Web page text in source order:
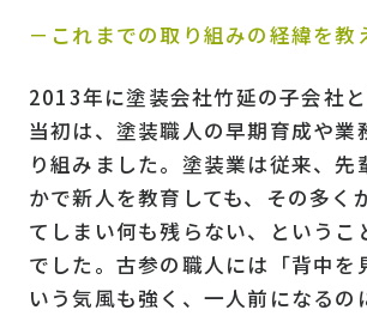
－これまでの取り組みの経緯を教
2013年に塗装会社竹延の子会社
当初は、塗装職人の早期育成や業
り組みました。塗装業は従来、先
かで新人を教育しても、その多く
てしまい何も残らない、というこ
でした。古参の職人には「背中を
いう気風も強く、一人前になるの